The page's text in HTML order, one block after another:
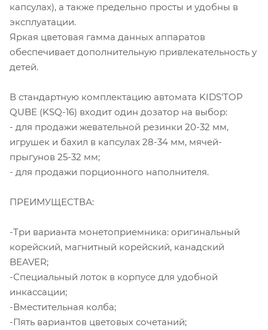
капсулах), а также предельно просты и удобны в
эксплуатации.
Яркая цветовая гамма данных аппаратов
обеспечивает дополнительную привлекательность у
детей.
В стандартную комплектацию автомата KIDS'TOP
QUBE (KSQ-16) входит один дозатор на выбор:
- для продажи жевательной резинки 20-32 мм,
игрушек и бахил в капсулах 28-34 мм, мячей-
прыгунов 25-32 мм;
- для продажи порционного наполнителя.
ПРЕИМУЩЕСТВА:
-Три варианта монетоприемника: оригинальный
корейский, магнитный корейский, канадский
BEAVER;
-Специальный лоток в корпусе для удобной
инкассации;
-Вместительная колба;
-Пять вариантов цветовых сочетаний;